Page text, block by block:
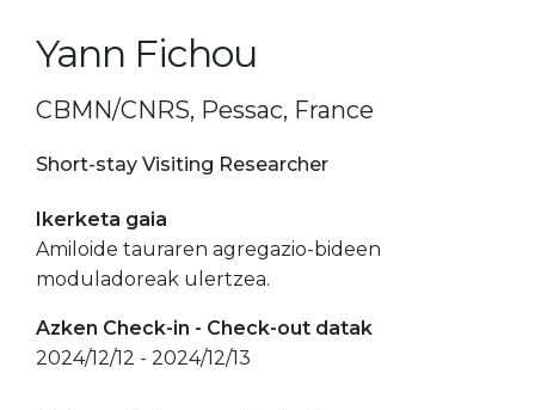
Yann Fichou
CBMN/CNRS, Pessac, France
Short-stay Visiting Researcher
Ikerketa gaia
Amiloide tauraren agregazio-bideen
moduladoreak ulertzea.
Azken Check-in - Check-out datak
2024/12/12 - 2024/12/13